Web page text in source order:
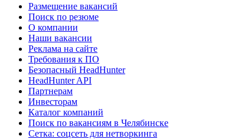
Размещение вакансий
Поиск по резюме
О компании
Наши вакансии
Реклама на сайте
Требования к ПО
Безопасный HeadHunter
HeadHunter API
Партнерам
Инвесторам
Каталог компаний
Поиск по вакансиям в Челябинске
Сетка: соцсеть для нетворкинга